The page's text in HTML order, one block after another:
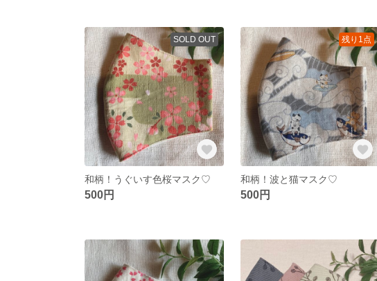
SOLD OUT
和柄！うぐいす色桜マスク♡
500円
残り1点
和柄！波と猫マスク♡
500円